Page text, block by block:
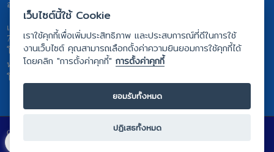
อาคารมหิดลอดุลยเดช – พระศรีนครินทร
เลขที่ 999 ถ.พุทธมณฑลสาย4 ต. ศาลายา อ.พุทธมณฑล จ.นครปฐม
73170
โทรศัพท์ 0-2441-5333
หรือ 0-2441-5275 ถึง 81
โทรสาร 0-2441-5442
Copyright © 2022 -Faculty of Nursing, Mahidol University. All rights reserved.
เว็บไซต์นี้ใช้ Cookie
เราใช้คุกกี้เพื่อเพิ่มประสิทธิภาพ และประสบการณ์ที่ดีในการใช้
งานเว็บไซต์ คุณสามารถเลือกตั้งค่าความยินยอมการใช้คุกกี้ได้
โดยคลิก "การตั้งค่าคุกกี้"การตั้งค่าคุกกี้
ยอมรับทั้งหมด
ปฏิเสธทั้งหมด